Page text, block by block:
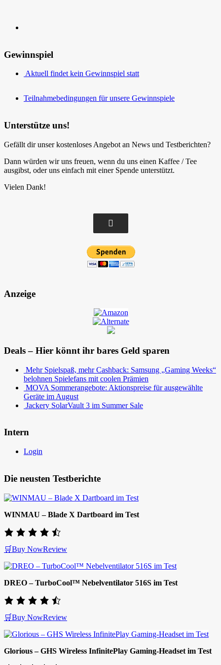
Gewinnspiel
Aktuell findet kein Gewinnspiel statt
Teilnahmebedingungen für unsere Gewinnspiele
Unterstütze uns!
Gefällt dir unser kostenloses Angebot an News und Testberichten?
Dann würden wir uns freuen, wenn du uns einen Kaffee / Tee
ausgibst, oder uns einfach mit einer Spende unterstützt.
Vielen Dank!
Anzeige
Deals – Hier könnt ihr bares Geld sparen
Mehr Spielspaß, mehr Cashback: Samsung „Gaming Weeks“
belohnen Spielefans mit coolen Prämien
MOVA Sommerangebote: Aktionspreise für ausgewählte
Geräte im August
Jackery SolarVault 3 im Summer Sale
Intern
Login
Die neusten Testberichte
WINMAU – Blade X Dartboard im Test
🛒Buy NowReview
DREO – TurboCool™ Nebelventilator 516S im Test
🛒Buy NowReview
Glorious – GHS Wireless InfinitePlay Gaming-Headset im Test